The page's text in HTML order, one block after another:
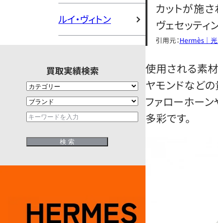
ルイ・ヴィトン
買取実績検索
カットが施
ヴェセッティ
引用元：Hermès｜
使用される素材
ヤモンドなど
ファローホー
多彩です。